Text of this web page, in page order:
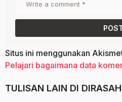
Situs ini menggunakan
Pelajari bagaimana data
TULISAN LAIN DI DIRASAH